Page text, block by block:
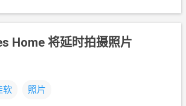
Home 将延时拍摄照片
软 照片